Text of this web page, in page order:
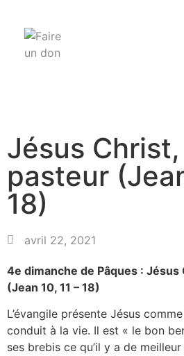
Jésus
pasteur
18)
avril 22, 2021
4e dimanche de Pâques :
(Jean 10, 11 – 18)
L’évangile présente Jésus
conduit à la vie. Il est « le bon
ses brebis ce qu’il y a de